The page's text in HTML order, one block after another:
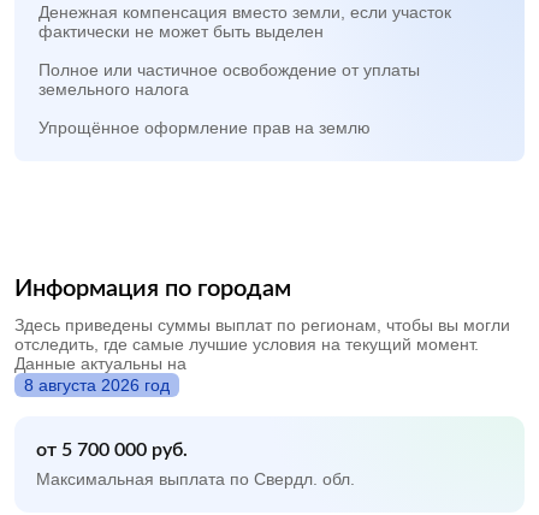
Денежная компенсация вместо земли, если участок
фактически не может быть выделен
Полное или частичное освобождение от уплаты
земельного налога
Упрощённое оформление прав на землю
Информация по городам
Здесь приведены суммы выплат по регионам, чтобы вы могли
отследить, где самые лучшие условия на текущий момент.
Данные актуальны на
8 августа 2026 год
от 5 700 000 руб.
Максимальная выплата по Свердл. обл.